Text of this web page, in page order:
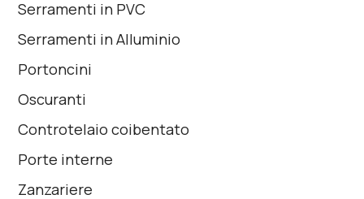
Serramenti in PVC
Serramenti in Alluminio
Portoncini
Oscuranti
Controtelaio coibentato
Porte interne
Zanzariere